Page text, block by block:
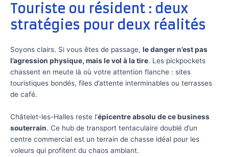
Touriste ou résident : deux
stratégies pour deux réalités
Soyons clairs. Si vous êtes de passage, le danger n’est pas
l’agression physique, mais le vol à la tire. Les pickpockets
chassent en meute là où votre attention flanche : sites
touristiques bondés, files d’attente interminables ou terrasses
de café.
Châtelet-les-Halles reste l’épicentre absolu de ce business
souterrain. Ce hub de transport tentaculaire doublé d’un
centre commercial est un terrain de chasse idéal pour les
voleurs qui profitent du chaos ambiant.